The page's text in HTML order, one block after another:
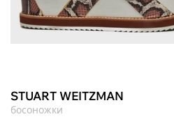
STUART WEITZMAN
босоножки